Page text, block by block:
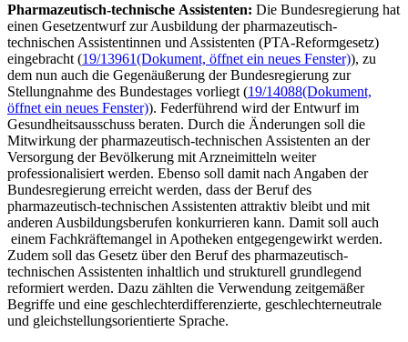
Pharmazeutisch-technische Assistenten: Die Bundesregierung hat
einen Gesetzentwurf zur Ausbildung der pharmazeutisch-
technischen Assistentinnen und Assistenten (PTA-Reformgesetz)
eingebracht (19/13961(Dokument, öffnet ein neues Fenster)), zu
dem nun auch die Gegenäußerung der Bundesregierung zur
Stellungnahme des Bundestages vorliegt (19/14088(Dokument,
öffnet ein neues Fenster)). Federführend wird der Entwurf im
Gesundheitsausschuss beraten. Durch die Änderungen soll die
Mitwirkung der pharmazeutisch-technischen Assistenten an der
Versorgung der Bevölkerung mit Arzneimitteln weiter
professionalisiert werden. Ebenso soll damit nach Angaben der
Bundesregierung erreicht werden, dass der Beruf des
pharmazeutisch-technischen Assistenten attraktiv bleibt und mit
anderen Ausbildungsberufen konkurrieren kann. Damit soll auch
einem Fachkräftemangel in Apotheken entgegengewirkt werden.
Zudem soll das Gesetz über den Beruf des pharmazeutisch-
technischen Assistenten inhaltlich und strukturell grundlegend
reformiert werden. Dazu zählten die Verwendung zeitgemäßer
Begriffe und eine geschlechterdifferenzierte, geschlechterneutrale
und gleichstellungsorientierte Sprache.